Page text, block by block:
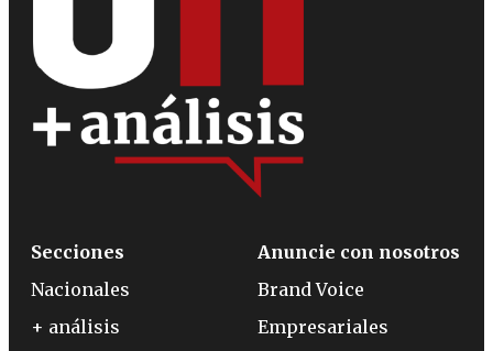
Secciones
Nacionales
+ análisis
Anuncie con nosotros
Brand Voice
Empresariales